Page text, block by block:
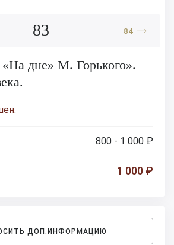
83 84
дне» М. Горького».
800 - 1 000 ₽
1 000 ₽
ДОП.ИНФОРМАЦИЮ